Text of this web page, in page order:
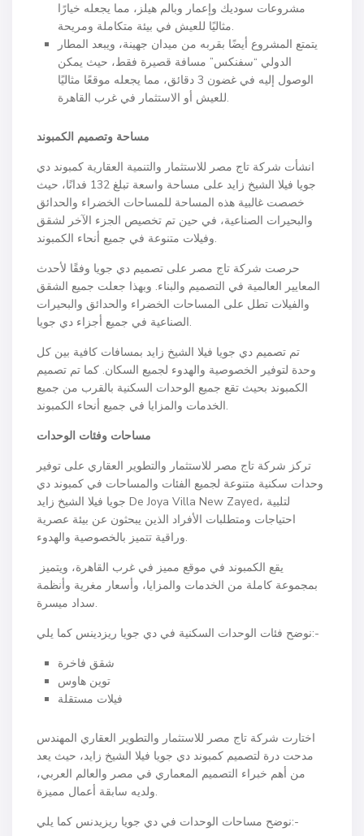
مشروعات سوديك وإعمار وبالم هيلز، مما يجعله خيارًا
مثاليًا للعيش في بيئة متكاملة ومريحة.
يتمتع المشروع أيضًا بقربه من ميدان جهينة، ويبعد المطار
الدولي “سفنكس” مسافة قصيرة فقط، حيث يمكن
الوصول إليه في غضون 3 دقائق، مما يجعله موقعًا مثاليًا
للعيش أو الاستثمار في غرب القاهرة.
مساحة وتصميم الكمبوند
انشأت شركة تاج مصر للاستثمار والتنمية العقارية كمبوند دي
جويا فيلا الشيخ زايد على مساحة واسعة تبلغ 132 فدانًا، حيث
خصصت غالبية هذه المساحة للمساحات الخضراء والحدائق
والبحيرات الصناعية، في حين تم تخصيص الجزء الآخر لشقق
وفيلات متنوعة في جميع أنحاء الكمبوند.
حرصت شركة تاج مصر على تصميم دي جويا وفقًا لأحدث
المعايير العالمية في التصميم والبناء. وبهذا جعلت جميع الشقق
والفيلات تطل على المساحات الخضراء والحدائق والبحيرات
الصناعية في جميع أجزاء دي جويا.
تم تصميم دي جويا فيلا الشيخ زايد بمسافات كافية بين كل
وحدة لتوفير الخصوصية والهدوء لجميع السكان. كما تم تصميم
الكمبوند بحيث تقع جميع الوحدات السكنية بالقرب من جميع
الخدمات والمزايا في جميع أنحاء الكمبوند.
مساحات وفئات الوحدات
تركز شركة تاج مصر للاستثمار والتطوير العقاري على توفير
وحدات سكنية متنوعة لجميع الفئات والمساحات في كمبوند دي
جويا فيلا الشيخ زايد De Joya Villa New Zayed، لتلبية
احتياجات ومتطلبات الأفراد الذين يبحثون عن بيئة عصرية
وراقية تتميز بالخصوصية والهدوء.
بمجموعة كاملة من الخدمات والمزايا، وأسعار مغرية وأنظمة
سداد ميسرة.
نوضح فئات الوحدات السكنية في دي جويا ريزدينس كما يلي:-
شقق فاخرة
توين هاوس
فيلات مستقلة
اختارت شركة تاج مصر للاستثمار والتطوير العقاري المهندس
مدحت درة لتصميم كمبوند دي جويا فيلا الشيخ زايد، حيث يعد
من أهم خبراء التصميم المعماري في مصر والعالم العربي،
ولديه سابقة أعمال مميزة.
نوضح مساحات الوحدات في دي جويا ريزيدنس كما يلي:-